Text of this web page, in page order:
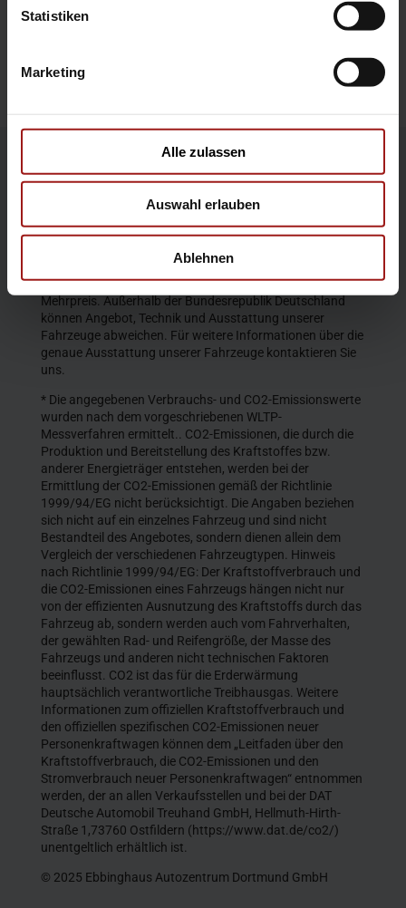
Statistiken
Marketing
Alle zulassen
Auswahl erlauben
Ablehnen
Garantie
Die Produktbeschreibungen und Abbildungen enthalten
teilweise auch Sonderausstattungen, die nicht zum
entspricht dem Stand bei Veröffentlichung. Wir behalten
Die abgebildeten Farben geben den wirklichen Farbton nur
annähernd wieder. Gezeigte Sonderausstattungen gegen
Mehrpreis. Außerhalb der Bundesrepublik Deutschland
können Angebot, Technik und Ausstattung unserer
Fahrzeuge abweichen. Für weitere Informationen über die
genaue Ausstattung unserer Fahrzeuge kontaktieren Sie
uns.
* Die angegebenen Verbrauchs- und CO2-Emissionswerte
wurden nach dem vorgeschriebenen WLTP-
Messverfahren ermittelt.. CO2-Emissionen, die durch die
Produktion und Bereitstellung des Kraftstoffes bzw.
anderer Energieträger entstehen, werden bei der
Ermittlung der CO2-Emissionen gemäß der Richtlinie
1999/94/EG nicht berücksichtigt. Die Angaben beziehen
sich nicht auf ein einzelnes Fahrzeug und sind nicht
Bestandteil des Angebotes, sondern dienen allein dem
Vergleich der verschiedenen Fahrzeugtypen. Hinweis
nach Richtlinie 1999/94/EG: Der Kraftstoffverbrauch und
die CO2-Emissionen eines Fahrzeugs hängen nicht nur
von der effizienten Ausnutzung des Kraftstoffs durch das
Fahrzeug ab, sondern werden auch vom Fahrverhalten,
der gewählten Rad- und Reifengröße, der Masse des
Fahrzeugs und anderen nicht technischen Faktoren
beeinflusst. CO2 ist das für die Erderwärmung
hauptsächlich verantwortliche Treibhausgas. Weitere
Informationen zum offiziellen Kraftstoffverbrauch und
den offiziellen spezifischen CO2-Emissionen neuer
Personenkraftwagen können dem „Leitfaden über den
Kraftstoffverbrauch, die CO2-Emissionen und den
Stromverbrauch neuer Personenkraftwagen“ entnommen
werden, der an allen Verkaufsstellen und bei der DAT
Deutsche Automobil Treuhand GmbH, Hellmuth-Hirth-
Straße 1,73760 Ostfildern (https://www.dat.de/co2/)
unentgeltlich erhältlich ist.
© 2025 Ebbinghaus Autozentrum Dortmund GmbH